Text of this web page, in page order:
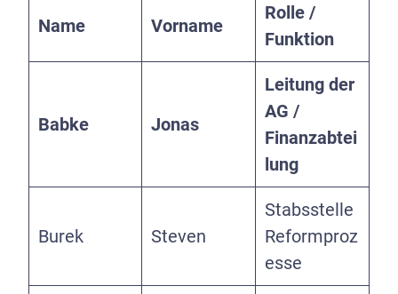
Name Vorname
Rolle /
Funktion
Babke Jonas
Leitung der
AG /
Finanzabtei
lung
Burek Steven
Stabsstelle
Reformproz
esse